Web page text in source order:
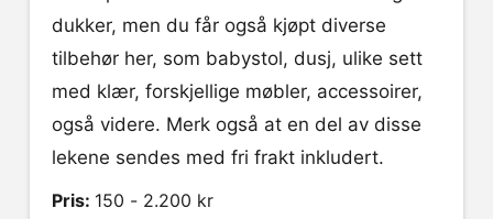
dukker, men du får også kjøpt diverse
tilbehør her, som babystol, dusj, ulike sett
med klær, forskjellige møbler, accessoirer,
også videre. Merk også at en del av disse
lekene sendes med fri frakt inkludert.
Pris: 150 - 2.200 kr